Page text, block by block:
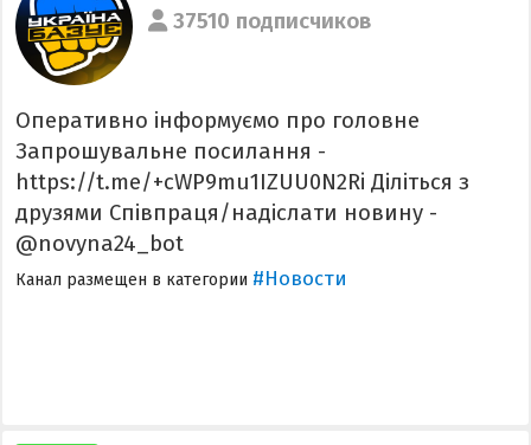
37510 подписчиков
Оперативно інформуємо про головне
Запрошувальне посилання -
https://t.me/+cWP9mu1IZUU0N2Ri Діліться з
друзями Співпраця/надіслати новину -
@novyna24_bot
Канал размещен в категории #Новости